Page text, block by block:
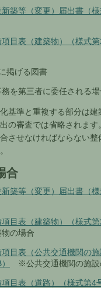
築等（変更）届出書（
目表（建築物）（様式
掲げる図書
を第三者に委任される場
基準と重複する部分は建
の審査では省略されます
させなければならない整
合
築等（変更）届出書（
目表（建築物）（様式第
の場合
目表（公共交通機関の施
※公共交通機関の施設
目表（道路）（様式第4